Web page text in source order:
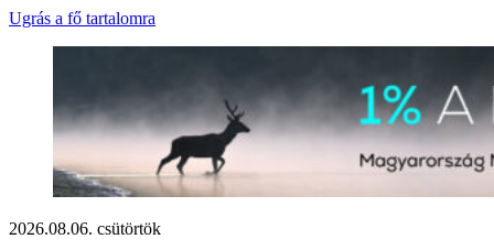
Ugrás a fő tartalomra
2026.08.06. csütörtök